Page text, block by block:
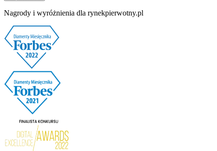
Nagrody i wyróżnienia dla rynekpierwotny.pl